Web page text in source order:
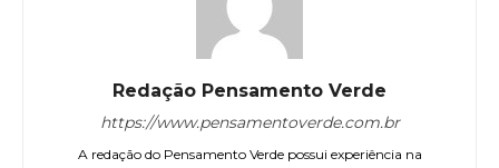
Redação Pensamento Verde
https://www.pensamentoverde.com.br
A redação do Pensamento Verde possui experiência na